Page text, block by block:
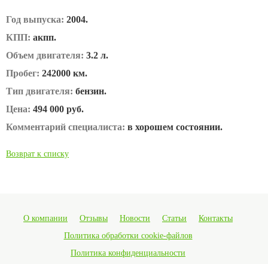
Год выпуска: 2004.
КПП: акпп.
Объем двигателя: 3.2 л.
Пробег: 242000 км.
Тип двигателя: бензин.
Цена: 494 000 руб.
Комментарий специалиста: в хорошем состоянии.
Возврат к списку
О компании Отзывы Новости Статьи
Контакты
Политика обработки cookie-файлов
Политика конфиденциальности